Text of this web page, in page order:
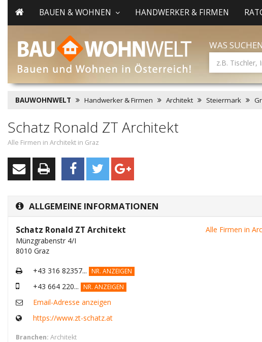
BAUEN & WOHNEN HANDWERKER & FIRMEN
WAS
BAUWOHNWELT Handwerker & Firmen Architekt Steiermark
Schatz Ronald ZT Architekt
Alle Firmen in Architekt in Graz
ALLGEMEINE INFORMATIONEN
Alle Firmen in
Schatz Ronald ZT Architekt
Münzgrabenstr 4/I
8010 Graz
+43 316 82357... NR. ANZEIGEN
+43 664 220... NR. ANZEIGEN
Email-Adresse anzeigen
https://www.zt-schatz.at
Branchen: Architekt